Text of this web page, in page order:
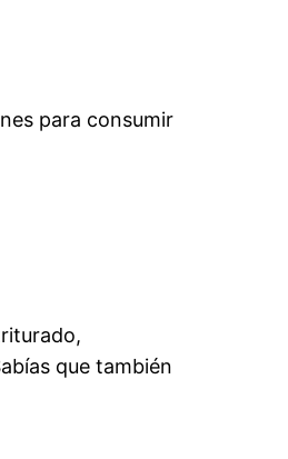
para consumir
que también